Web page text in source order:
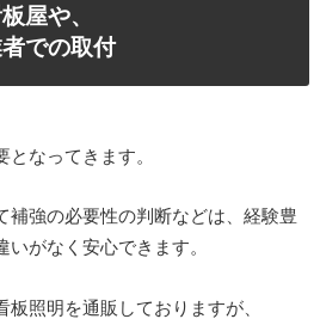
屋や、
での取付
なってきます。
補強の必要性の判断などは、経験豊
がなく安心できます。
照明を通販しておりますが、